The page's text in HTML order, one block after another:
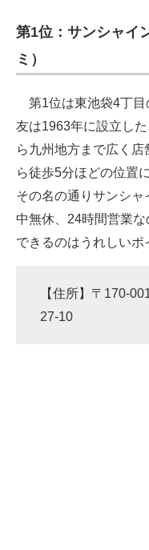
ビジネスと働き方のヒン
企業ITのトレンドを詳説
マーケ×ITの今がよく分
ITエンジニア向け専門サ
企業向けIT製品の総合サ
第1位：サンシャイ
ミ）
第1位は東池袋4丁目
友は1963年に設立し
ら九州地方まで広く
ら徒歩5分ほどの位置
その名の通りサンシ
中無休、24時間営業
できるのはうれしいポ
【住所】〒170-
27-10